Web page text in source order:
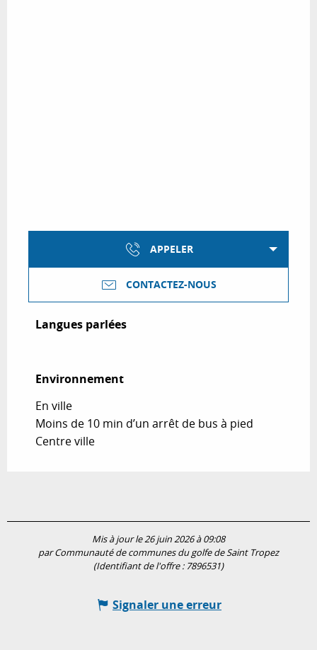
APPELER
CONTACTEZ-NOUS
Langues parlées
Langues parlées
Environnement
Environnement
En ville
Moins de 10 min d’un arrêt de bus à pied
Centre ville
Mis à jour le 26 juin 2026 à 09:08
par Communauté de communes du golfe de Saint Tropez
(Identifiant de l'offre : 7896531)
Signaler une erreur